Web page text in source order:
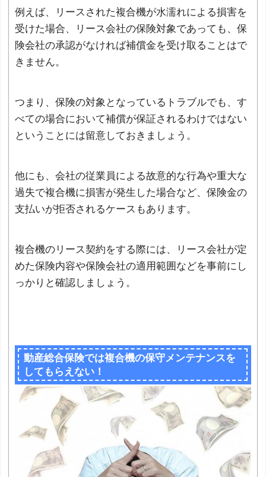
例えば、リースされた複合機が水濡れによる損害を
受けた場合、リース会社の保険対象であっても、保
険会社の承認がなければ補償金を受け取ることはで
きません。
つまり、保険の対象となっているトラブルでも、す
べての場合において補償が保証されるわけではない
ということには留意しておきましょう。
他にも、会社の従業員による故意的な行為や重大な
過失で複合機に損害が発生した場合など、保険金の
支払いが拒否されるケースもあります。
複合機のリース契約をする際には、リース会社が定
めた保険内容や保険会社の適用範囲などを事前にし
っかりと確認しましょう。
動産総合保険では複合機の保守メンテナンスを
してもらえない！